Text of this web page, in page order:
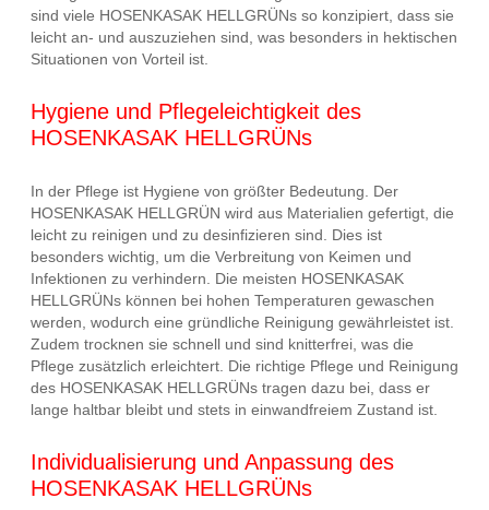
sind viele HOSENKASAK HELLGRÜNs so konzipiert, dass sie
leicht an- und auszuziehen sind, was besonders in hektischen
Situationen von Vorteil ist.
Hygiene und Pflegeleichtigkeit des
HOSENKASAK HELLGRÜNs
In der Pflege ist Hygiene von größter Bedeutung. Der
HOSENKASAK HELLGRÜN wird aus Materialien gefertigt, die
leicht zu reinigen und zu desinfizieren sind. Dies ist
besonders wichtig, um die Verbreitung von Keimen und
Infektionen zu verhindern. Die meisten HOSENKASAK
HELLGRÜNs können bei hohen Temperaturen gewaschen
werden, wodurch eine gründliche Reinigung gewährleistet ist.
Zudem trocknen sie schnell und sind knitterfrei, was die
Pflege zusätzlich erleichtert. Die richtige Pflege und Reinigung
des HOSENKASAK HELLGRÜNs tragen dazu bei, dass er
lange haltbar bleibt und stets in einwandfreiem Zustand ist.
Individualisierung und Anpassung des
HOSENKASAK HELLGRÜNs